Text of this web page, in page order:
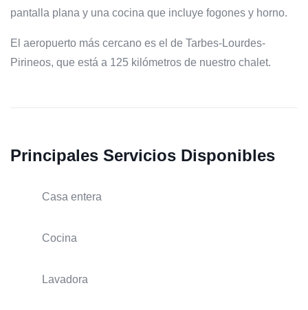
pantalla plana y una cocina que incluye fogones y horno.
El aeropuerto más cercano es el de Tarbes-Lourdes-
Pirineos, que está a 125 kilómetros de nuestro chalet.
Principales Servicios Disponibles
Casa entera
Cocina
Lavadora